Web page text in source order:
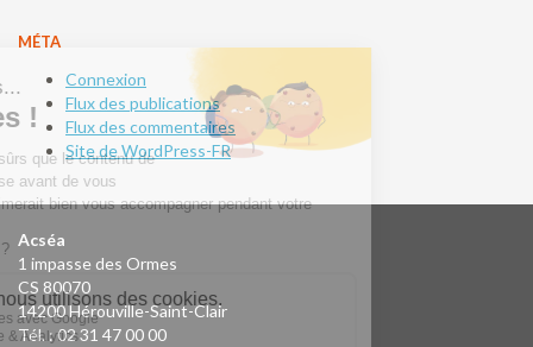
MÉTA
Connexion
Flux des publications
Flux des commentaires
Site de WordPress-FR
Acséa
1 impasse des Ormes
CS 80070
14200 Hérouville-Saint-Clair
Tél. : 02 31 47 00 00